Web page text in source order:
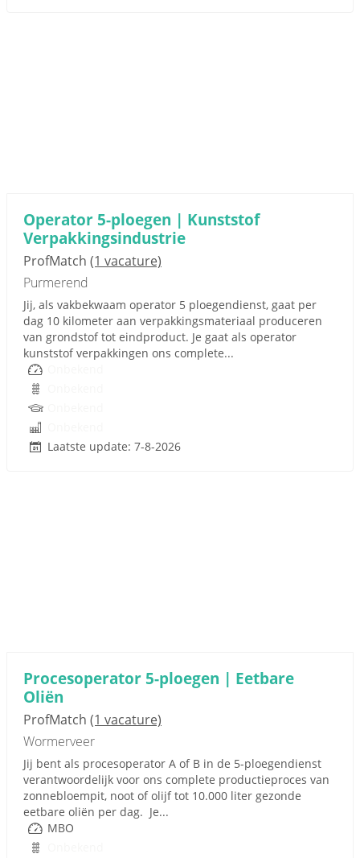
Operator 5-ploegen | Kunststof
Verpakkingsindustrie
ProfMatch (1 vacature)
Purmerend
Jij, als vakbekwaam operator 5 ploegendienst, gaat per
dag 10 kilometer aan verpakkingsmateriaal produceren
van grondstof tot eindproduct. Je gaat als operator
kunststof verpakkingen ons complete...
Laatste update: 7-8-2026
Procesoperator 5-ploegen | Eetbare
Oliën
ProfMatch (1 vacature)
Wormerveer
Jij bent als procesoperator A of B in de 5-ploegendienst
verantwoordelijk voor ons complete productieproces van
zonnebloempit, noot of olijf tot 10.000 liter gezonde
eetbare oliën per dag. Je...
MBO